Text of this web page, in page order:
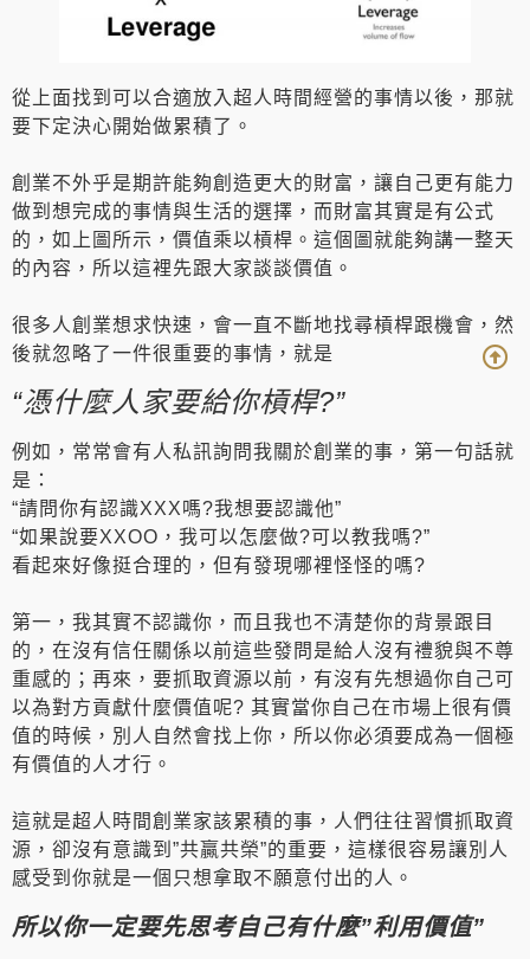
從上面找到可以合適放入超人時間經營的事情以後，那就
要下定決心開始做累積了。
創業不外乎是期許能夠創造更大的財富，讓自己更有能力
做到想完成的事情與生活的選擇，而財富其實是有公式
的，如上圖所示，價值乘以槓桿。這個圖就能夠講一整天
的內容，所以這裡先跟大家談談價值。
很多人創業想求快速，會一直不斷地找尋槓桿跟機會，然
後就忽略了一件很重要的事情，就是
“憑什麼人家要給你槓桿?”
例如，常常會有人私訊詢問我關於創業的事，第一句話就
是：
“請問你有認識XXX嗎?我想要認識他”
“如果說要XXOO，我可以怎麼做?可以教我嗎?”
看起來好像挺合理的，但有發現哪裡怪怪的嗎?
第一，我其實不認識你，而且我也不清楚你的背景跟目
的，在沒有信任關係以前這些發問是給人沒有禮貌與不尊
重感的；再來，要抓取資源以前，有沒有先想過你自己可
以為對方貢獻什麼價值呢? 其實當你自己在市場上很有價
值的時候，別人自然會找上你，所以你必須要成為一個極
有價值的人才行。
這就是超人時間創業家該累積的事，人們往往習慣抓取資
源，卻沒有意識到”共贏共榮”的重要，這樣很容易讓別人
感受到你就是一個只想拿取不願意付出的人。
所以你一定要先思考自己有什麼”利用價值”